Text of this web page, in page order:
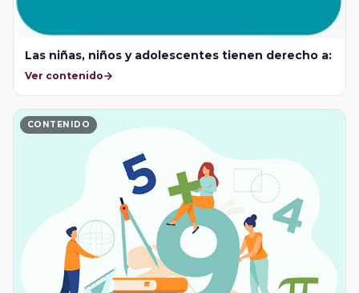
Las niñas, niños y adolescentes tienen derecho a:
Ver contenido
CONTENIDO